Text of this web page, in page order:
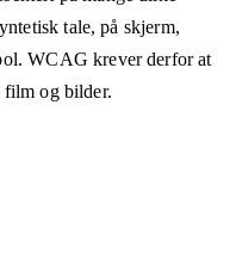
tale, på skjerm,
WCAG krever derfor at
og bilder.